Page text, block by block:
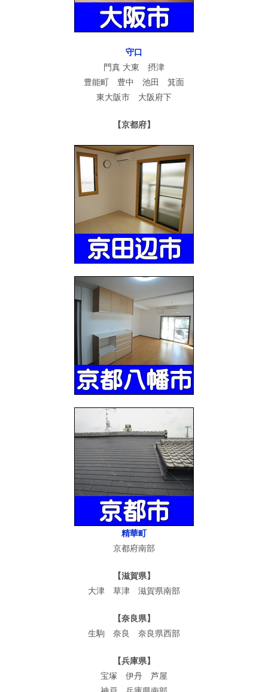
守口
門真 大東 摂津
豊能町 豊中 池田 箕面
東大阪市 大阪府下
【京都府】
精華町
京都府南部
【滋賀県】
大津 草津 滋賀県南部
【奈良県】
生駒 奈良 奈良県西部
【兵庫県】
宝塚 伊丹 芦屋